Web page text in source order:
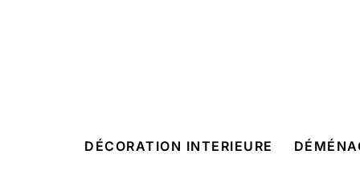
DÉCORATION INTERIEURE